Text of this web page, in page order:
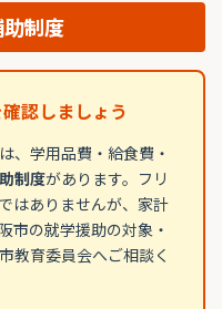
制度
認しましょう
、学用品費・給食費・
制度があります。フリ
はありませんが、家計
市の就学援助の対象・
教育委員会へご相談く